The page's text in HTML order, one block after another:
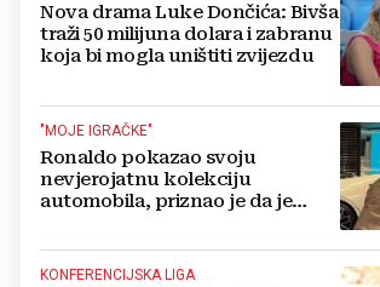
Nova drama Luke Dončića: Bivša
traži 50 milijuna dolara i zabranu
koja bi mogla uništiti zvijezdu
"MOJE IGRAČKE"
Ronaldo pokazao svoju
nevjerojatnu kolekciju
automobila, priznao je da je
KONFERENCIJSKA LIGA